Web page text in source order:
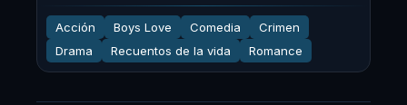
Acción Boys Love Comedia
Crimen
Drama
Recuentos de la vida Romance